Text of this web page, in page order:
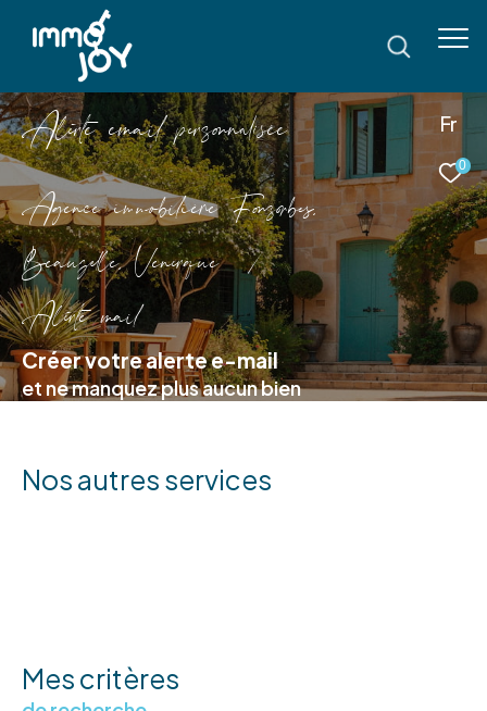
Fr
0
Alete emai pesonaiée
Agence immobilière Fonsorbes,
Beauzelle, Venerque
Alerte mail
Créer votre alerte e-mail
et ne manquez plus aucun bien
Nos autres services
Mes critères